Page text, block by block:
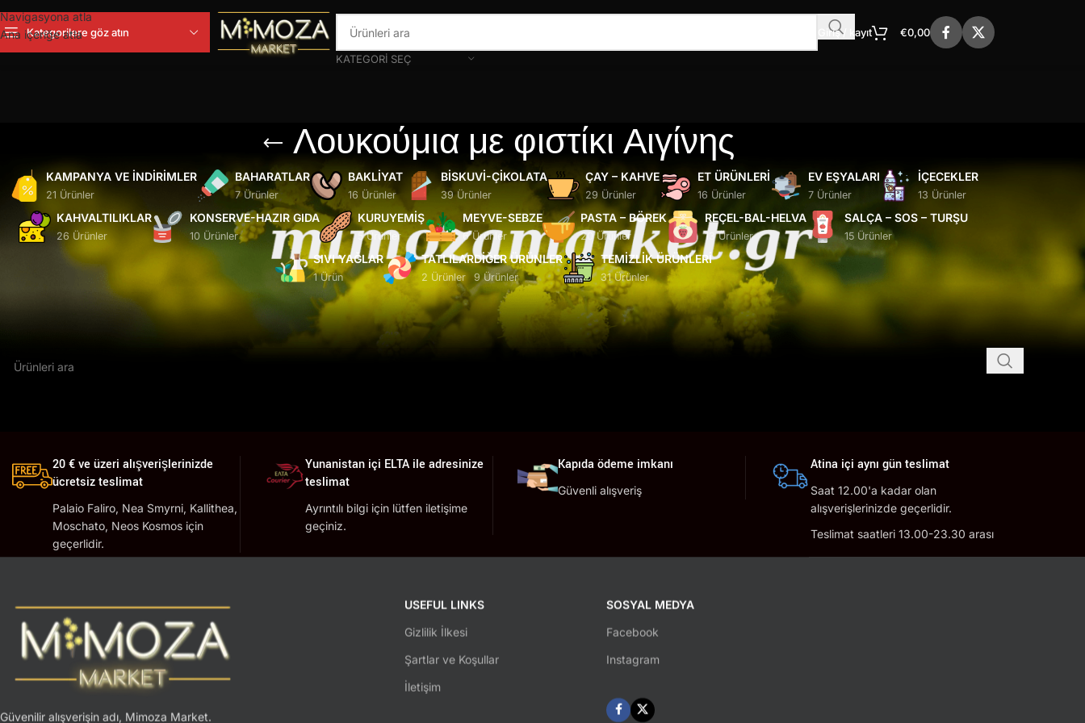
Navigasyona atla
Ana içeriğe atla
Kategorilere göz atın
KATEGORI SEÇ
Giriş / kayıt €0,00
Λουκούμια με φιστίκι Αιγίνης
KAMPANYA VE İNDIRIMLER
21 Ürünler
BAHARATLAR
7 Ürünler
BAKLIYAT
16 Ürünler
BISKUVI-ÇIKOLATA
39 Ürünler
ÇAY – KAHVE
29 Ürünler
ET ÜRÜNLERI
16 Ürünler
EV EŞYALARI
7 Ürünler
İÇECEKLER
13 Ürünler
KAHVALTILIKLAR
26 Ürünler
KONSERVE-HAZIR GIDA
10 Ürünler
KURUYEMIŞ
5 Ürünler
MEYVE-SEBZE
6 Ürünler
PASTA – BÖREK
20 Ürünler
REÇEL-BAL-HELVA
13 Ürünler
SALÇA – SOS – TURŞU
15 Ürünler
SIVI YAĞLAR
1 Ürün
TATLILAR
2 Ürünler
DIĞER ÜRÜNLER
9 Ürünler
TEMIZLIK ÜRÜNLERI
31 Ürünler
Ürünler “Λουκούμια με φιστίκι Αιγίνης” olarak etiketlendi
20 € ve üzeri alışverişlerinizde
ücretsiz teslimat
Palaio Faliro, Nea Smyrni, Kallithea,
Moschato, Neos Kosmos için
geçerlidir.
Yunanistan içi ELTA ile adresinize
teslimat
Ayrıntılı bilgi için lütfen iletişime
geçiniz.
Kapıda ödeme imkanı
Güvenli alışveriş
Atina içi aynı gün teslimat
Saat 12.00'a kadar olan
alışverişlerinizde geçerlidir.
Teslimat saatleri 13.00-23.30 arası
Güvenilir alışverişin adı, Mimoza Market.
USEFUL LINKS
Gizlilik İlkesi
Şartlar ve Koşullar
İletişim
SOSYAL MEDYA
Facebook
Instagram